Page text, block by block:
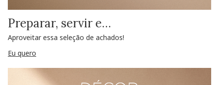
Preparar, servir e…
Aproveitar essa seleção de achados!
Eu quero